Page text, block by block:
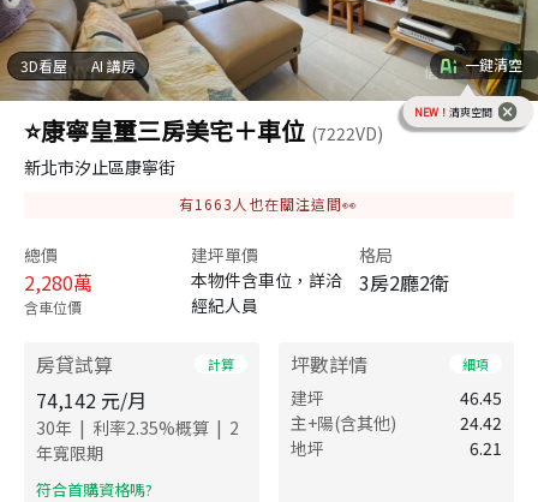
3D看屋 AI 講房 一鍵清空
NEW！ 清爽空間
⭐康寧皇璽三房美宅＋車位 (7222VD)
新北市汐止區康寧街
有1663 人也在關注這間👀
總價
2,280萬
含車位價
建坪單價
本物件含車位，詳洽
經紀人員
格局
3房2廳2衛
房貸試算 計算
74,142 元/月
30年 | 利率2.35%概算 | 2
年寬限期
​符合首購資格嗎?
坪數詳情 細項
建坪
46.45
主+陽(含其他)
24.42
地坪
6.21